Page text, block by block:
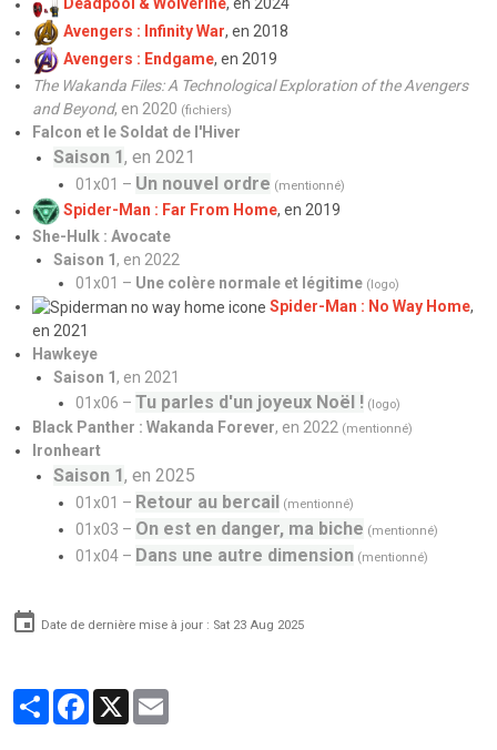
Deadpool & Wolverine, en 2024
Avengers : Infinity War, en 2018
Avengers : Endgame, en 2019
The Wakanda Files: A Technological Exploration of the Avengers
and Beyond, en 2020 (fichiers)
Falcon et le Soldat de l'Hiver
Saison 1, en 2021
01x01 – Un nouvel ordre (mentionné)
Spider-Man : Far From Home, en 2019
She-Hulk : Avocate
Saison 1, en 2022
01x01 – Une colère normale et légitime (logo)
Spider-Man : No Way Home,
en 2021
Hawkeye
Saison 1, en 2021
01x06 – Tu parles d'un joyeux Noël ! (logo)
Black Panther : Wakanda Forever, en 2022 (mentionné)
Ironheart
Saison 1, en 2025
01x01 – Retour au bercail (mentionné)
01x03 – On est en danger, ma biche (mentionné)
01x04 – Dans une autre dimension (mentionné)
Date de dernière mise à jour : Sat 23 Aug 2025
PartagerFacebook
X